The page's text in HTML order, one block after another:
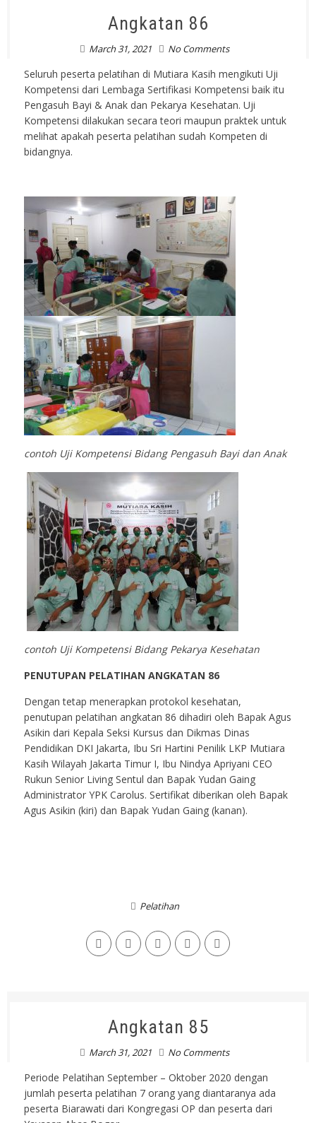
Angkatan 86
March 31, 2021 No Comments
Seluruh peserta pelatihan di Mutiara Kasih mengikuti Uji
Kompetensi dari Lembaga Sertifikasi Kompetensi baik itu
Pengasuh Bayi & Anak dan Pekarya Kesehatan. Uji
Kompetensi dilakukan secara teori maupun praktek untuk
melihat apakah peserta pelatihan sudah Kompeten di
bidangnya.
contoh Uji Kompetensi Bidang Pengasuh Bayi dan Anak
contoh Uji Kompetensi Bidang Pekarya Kesehatan
PENUTUPAN PELATIHAN ANGKATAN 86
Dengan tetap menerapkan protokol kesehatan,
penutupan pelatihan angkatan 86 dihadiri oleh Bapak Agus
Asikin dari Kepala Seksi Kursus dan Dikmas Dinas
Pendidikan DKI Jakarta, Ibu Sri Hartini Penilik LKP Mutiara
Kasih Wilayah Jakarta Timur I, Ibu Nindya Apriyani CEO
Rukun Senior Living Sentul dan Bapak Yudan Gaing
Administrator YPK Carolus. Sertifikat diberikan oleh Bapak
Agus Asikin (kiri) dan Bapak Yudan Gaing (kanan).
Pelatihan
Angkatan 85
March 31, 2021 No Comments
Periode Pelatihan September – Oktober 2020 dengan
jumlah peserta pelatihan 7 orang yang diantaranya ada
peserta Biarawati dari Kongregasi OP dan peserta dari